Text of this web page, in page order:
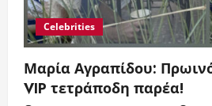
Celebrities
Μαρία Αγραπίδου:
VIP τετράποδη παρέα!